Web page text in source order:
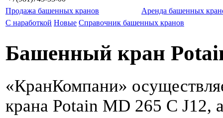
Продажа башенных кранов
Аренда башенных
С наработкой Новые Справочник башенных кранов
Башенный кран
«КранКомпани»
крана Potain MD 265 C J12,